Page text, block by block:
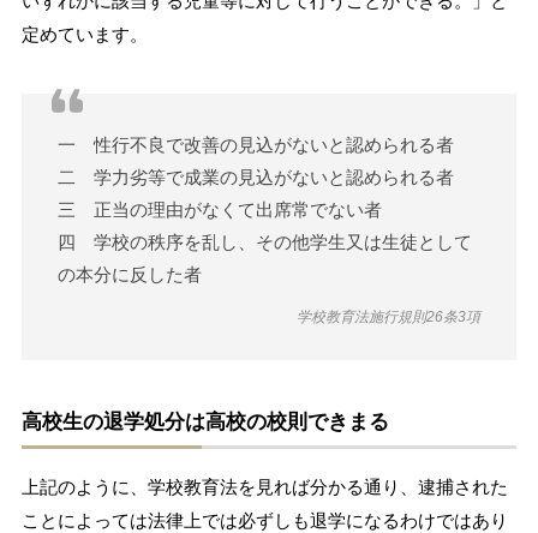
定めています。
一 性行不良で改善の見込がないと認められる者
二 学力劣等で成業の見込がないと認められる者
三 正当の理由がなくて出席常でない者
四 学校の秩序を乱し、その他学生又は生徒として
の本分に反した者
学校教育法施行規則26条3項
高校生の退学処分は高校の校則できまる
上記のように、学校教育法を見れば分かる通り、逮捕された
ことによっては法律上では必ずしも退学になるわけではあり